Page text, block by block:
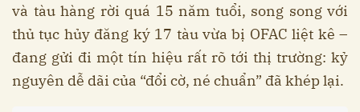
và tàu hàng rời quá 15 năm tuổi, song song với
thủ tục hủy đăng ký 17 tàu vừa bị OFAC liệt kê –
đang gửi đi một tín hiệu rất rõ tới thị trường: kỷ
nguyên dễ dãi của “đổi cờ, né chuẩn” đã khép lại.